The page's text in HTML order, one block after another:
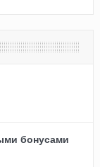
бонусами